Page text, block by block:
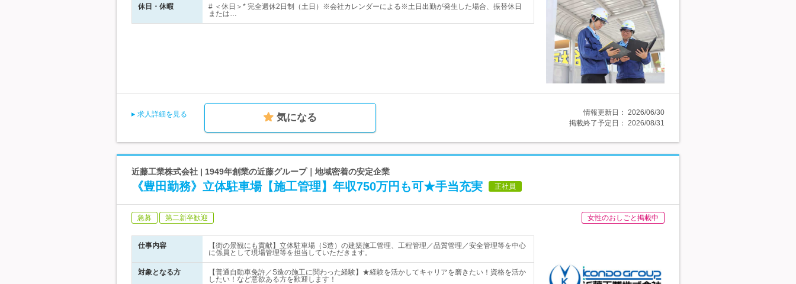
休日・休暇
# ＜休日＞* 完全週休2日制（土日）※会社カレンダーによる※土日出勤が発生した場合、振替休日
または…
求人詳細を見る 気になる 情報更新日： 2026/06/30
掲載終了予定日： 2026/08/31
近藤工業株式会社 | 1949年創業の近藤グループ｜地域密着の安定企業
《豊田勤務》立体駐車場【施工管理】年収750万円も可★手当充実 正社員
急募 第二新卒歓迎 女性のおしごと掲載中
仕事内容
【街の景観にも貢献】立体駐車場（S造）の建築施工管理、工程管理／品質管理／安全管理等を中心
に係員として現場管理等を担当していただきます。
対象となる方
【普通自動車免許／S造の施工に関わった経験】★経験を活かしてキャリアを磨きたい！資格を活か
したい！など意欲ある方を歓迎します！